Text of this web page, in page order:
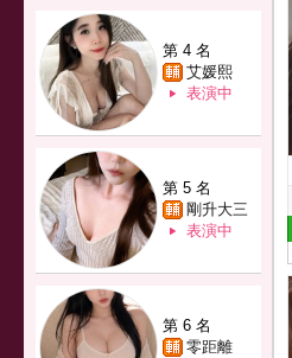
第 4 名
艾媛熙
表演中
第 5 名
剛升大三
表演中
第 6 名
零距離